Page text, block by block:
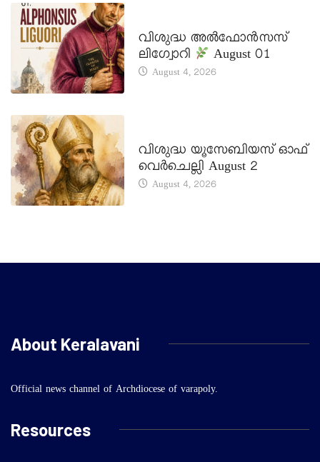
വിശുദ്ധ അൽഫോൻസസ്
ലിഗ്വോറി
August 01
August 4, 2026
വിശുദ്ധ യൂസേബിയസ് ഓഫ്
വെർചെല്ലി August 2
August 4, 2026
About Keralavani
Official news channel of Archdiocese of varapoly.
Resources